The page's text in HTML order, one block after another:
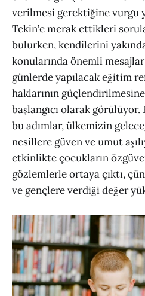
verilmesi gerektiğine vurgu
Tekin’e merak ettikleri
bulurken, kendilerini
konularında önemli
günlerde yapılacak eğitim
haklarının
başlangıcı olarak
bu adımlar, ülkemizin
nesillere güven ve umut
etkinlikte çocukların
gözlemlerle ortaya çıktı,
ve gençlere verdiği değer